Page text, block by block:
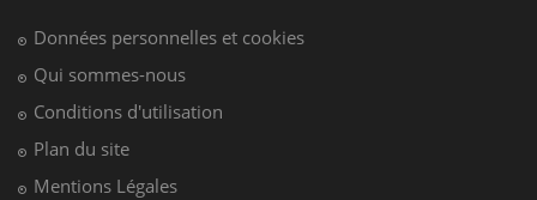
Données personnelles et cookies
Qui sommes-nous
Conditions d'utilisation
Plan du site
Mentions Légales